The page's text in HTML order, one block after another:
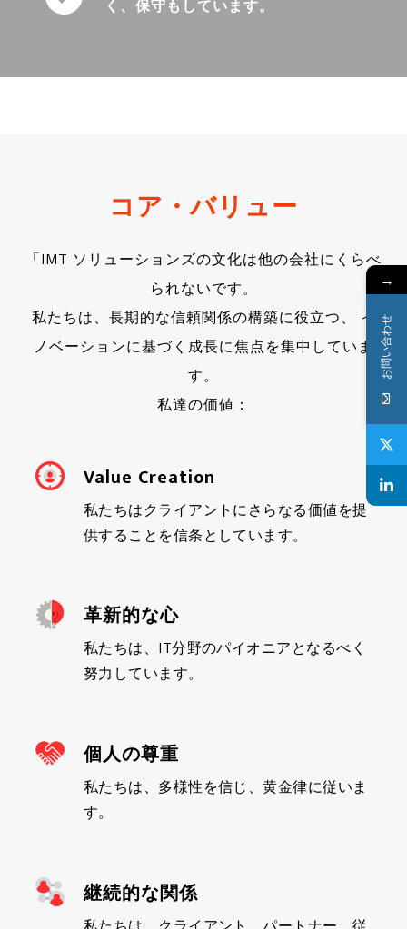
く、保守もしています。
コア・バリュー
「IMT ソリューションズの文化は他の会社にくらべ
られないです。
私たちは、長期的な信頼関係の構築に役立つ、 イ
ノベーションに基づく成長に焦点を集中していま
す。
私達の価値：
Value Creation
私たちはクライアントにさらなる価値を提
供することを信条としています。
革新的な心
私たちは、IT分野のパイオニアとなるべく
努力しています。
個人の尊重
私たちは、多様性を信じ、黄金律に従いま
す。
継続的な関係
→
お問い合わせ